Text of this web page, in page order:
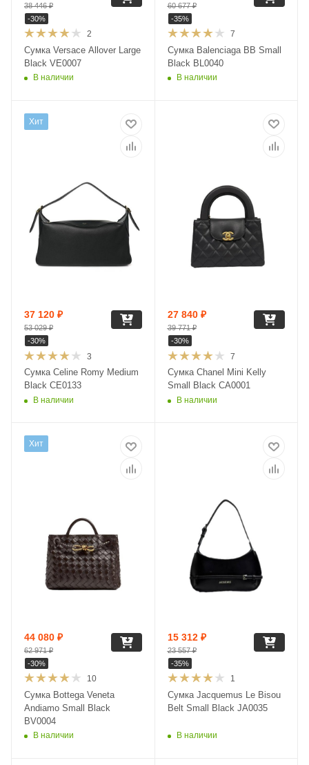
2
Сумка Versace Allover Large
Black VE0007
В наличии
38 446₽
-30%
7
Сумка Balenciaga BB Small
Black BL0040
В наличии
60 677₽
-35%
Хит
3
Сумка Celine Romy Medium
Black CE0133
В наличии
37 120 ₽
53 029₽
-30%
7
Сумка Chanel Mini Kelly
Small Black CA0001
В наличии
27 840₽
39 771₽
-30%
Хит
10
Сумка Bottega Veneta
Andiamo Small Black
BV0004
В наличии
44 080 ₽
62 971₽
-30%
1
Сумка Jacquemus Le Bisou
Belt Small Black JA0035
В наличии
15 312₽
23 557₽
-35%